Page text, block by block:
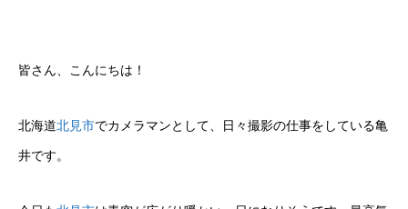
皆さん、こんにちは！
北海道北見市でカメラマンとして、日々撮影の仕事をしている亀
井です。